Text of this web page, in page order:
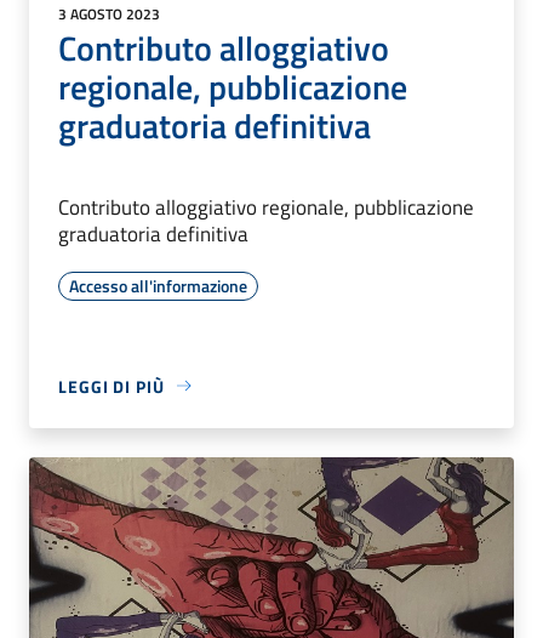
3 AGOSTO 2023
Contributo alloggiativo
regionale, pubblicazione
graduatoria definitiva
Contributo alloggiativo regionale, pubblicazione
graduatoria definitiva
Accesso all'informazione
LEGGI DI PIÙ